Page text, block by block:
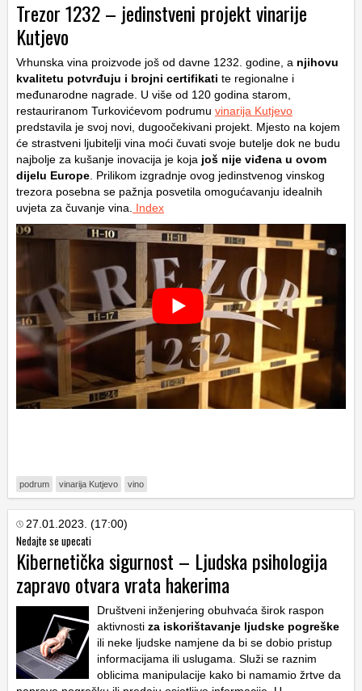
Trezor 1232 – jedinstveni projekt vinarije
Kutjevo
Vrhunska vina proizvode još od davne 1232. godine, a njihovu
kvalitetu potvrđuju i brojni certifikati te regionalne i
međunarodne nagrade. U više od 120 godina starom,
restauriranom Turkovićevom podrumu vinarija Kutjevo
predstavila je svoj novi, dugoočekivani projekt. Mjesto na kojem
će strastveni ljubitelji vina moći čuvati svoje butelje dok ne budu
najbolje za kušanje inovacija je koja još nije viđena u ovom
dijelu Europe . Prilikom izgradnje ovog jedinstvenog vinskog
trezora posebna se pažnja posvetila omogućavanju idealnih
uvjeta za čuvanje vina.
Index
podrum vinarija Kutjevo vino
27.01.2023. (17:00)
Nedajte se upecati
Kibernetička sigurnost – Ljudska psihologija
zapravo otvara vrata hakerima
Društveni inženjering obuhvaća širok raspon
aktivnosti za iskorištavanje ljudske pogreške
ili neke ljudske namjene da bi se dobio pristup
informacijama ili uslugama. Služi se raznim
oblicima manipulacije kako bi namamio žrtve da